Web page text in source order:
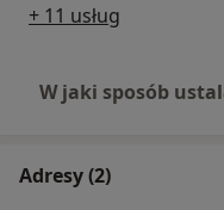
+ 11 usług
W jaki sposób
Adresy (2)